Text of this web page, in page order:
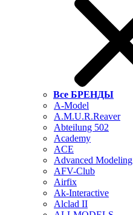
Все БРЕНДЫ
A-Model
A.M.U.R.Reaver
Abteilung 502
Academy
ACE
Advanced Modeling
AFV-Club
Airfix
Ak-Interactive
Alclad II